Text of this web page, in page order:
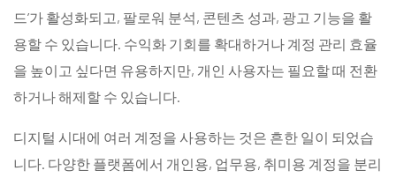
드’가 활성화되고, 팔로워 분석, 콘텐츠 성과, 광고 기능을 활
용할 수 있습니다. 수익화 기회를 확대하거나 계정 관리 효율
을 높이고 싶다면 유용하지만, 개인 사용자는 필요할 때 전환
하거나 해제할 수 있습니다.
디지털 시대에 여러 계정을 사용하는 것은 흔한 일이 되었습
니다. 다양한 플랫폼에서 개인용, 업무용, 취미용 계정을 분리